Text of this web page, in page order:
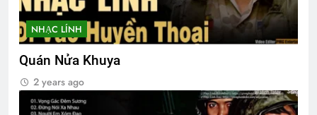
NHẠC LÍNH
Quán Nửa Khuya
2 years ago